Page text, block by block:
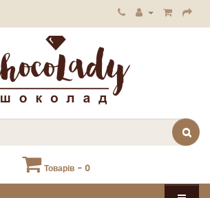
Товарів - 0